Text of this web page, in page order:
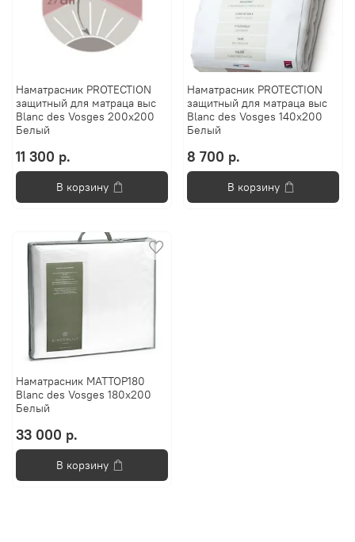
Наматрасник PROTECTION
защитный для матраца выс
Blanc des Vosges 200x200
Белый
11 300 р.
В корзину
Наматрасник PROTECTION
защитный для матраца выс
Blanc des Vosges 140x200
Белый
8 700 р.
В корзину
Наматрасник MATTOP180
Blanc des Vosges 180x200
Белый
33 000 р.
В корзину